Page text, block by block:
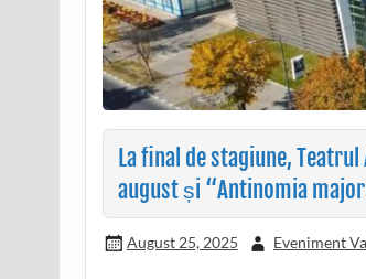
La final de stagiune,
august și “Antinomia
August 25, 2025 Eveniment